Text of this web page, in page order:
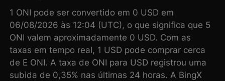
1 ONI pode ser convertido em 0 USD em
06/08/2026 às 12:04 (UTC), o que significa que 5
ONI valem aproximadamente 0 USD. Com as
taxas em tempo real, 1 USD pode comprar cerca
de E ONI. A taxa de ONI para USD registrou uma
subida de 0,35% nas últimas 24 horas. A BingX